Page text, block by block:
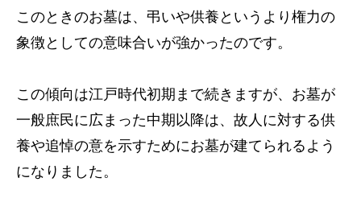
このときのお墓は、弔いや供養というより権力の
象徴としての意味合いが強かったのです。
この傾向は江戸時代初期まで続きますが、お墓が
一般庶民に広まった中期以降は、故人に対する供
養や追悼の意を示すためにお墓が建てられるよう
になりました。